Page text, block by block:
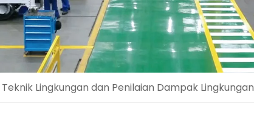
Teknik Lingkungan dan Penilaian Dampak Lingkungan